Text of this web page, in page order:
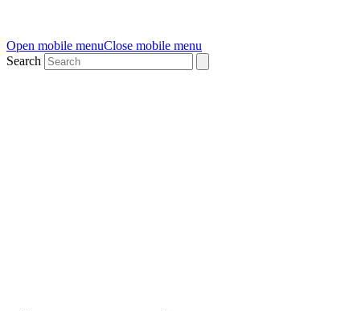
Open mobile menuClose mobile menu
Search